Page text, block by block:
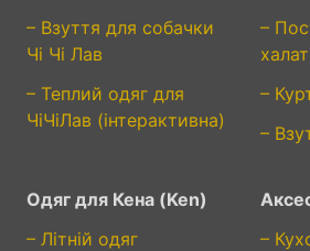
– Взуття для собачки
Чі Чі Лав
– Теплий одяг для
ЧіЧіЛав (інтерактивна)
–
–
–
Одяг для Кена (Ken)
– Літній одяг
–